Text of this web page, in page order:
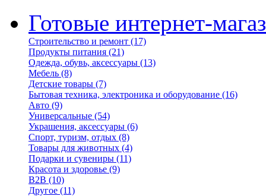
Готовые интернет-
Строительство и ремонт (17)
Продукты питания (21)
Одежда, обувь, аксессуары (13)
Мебель (8)
Детские товары (7)
Бытовая техника, электроника и оборудование (16)
Авто (9)
Универсальные (54)
Украшения, аксессуары (6)
Спорт, туризм, отдых (8)
Товары для животных (4)
Подарки и сувениры (11)
Красота и здоровье (9)
B2B (10)
Другое (11)